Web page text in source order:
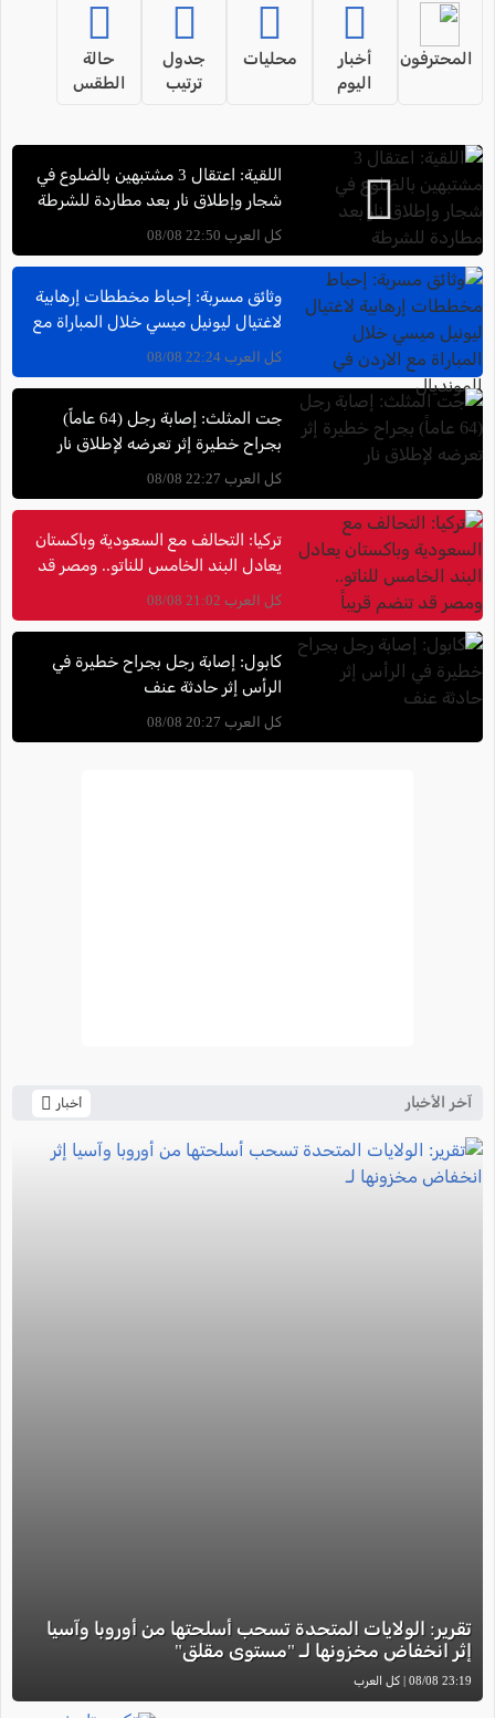
المحترفون
أخبار
اليوم
محليات
جدول
ترتيب
حالة
الطقس
اللقية: اعتقال 3 مشتبهين بالضلوع في
شجار وإطلاق نار بعد مطاردة للشرطة
كل العرب 22:50 08/08
وثائق مسربة: إحباط مخططات إرهابية
لاغتيال ليونيل ميسي خلال المباراة مع
الاردن في المونديال
كل العرب 22:24 08/08
جت المثلث: إصابة رجل (64 عاماً)
بجراح خطيرة إثر تعرضه لإطلاق نار
كل العرب 22:27 08/08
تركيا: التحالف مع السعودية وباكستان
يعادل البند الخامس للناتو.. ومصر قد
تنضم قريباً
كل العرب 21:02 08/08
كابول: إصابة رجل بجراح خطيرة في
الرأس إثر حادثة عنف
كل العرب 20:27 08/08
آخر الأخبار أخبار
تقرير: الولايات المتحدة تسحب أسلحتها من أوروبا وآسيا
إثر انخفاض مخزونها لـ "مستوى مقلق"
23:19 08/08 | كل العرب